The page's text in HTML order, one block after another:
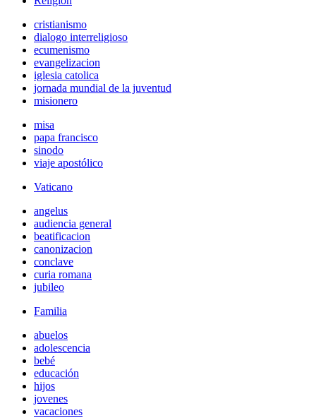
cristianismo
dialogo interreligioso
ecumenismo
evangelizacion
iglesia catolica
jornada mundial de la juventud
misionero
misa
papa francisco
sinodo
viaje apostólico
Vaticano
angelus
audiencia general
beatificacion
canonizacion
conclave
curia romana
jubileo
Familia
abuelos
adolescencia
bebé
educación
hijos
jovenes
vacaciones